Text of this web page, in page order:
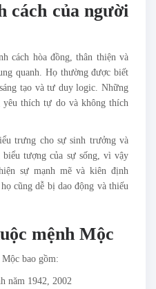
cách của người
cách hòa đồng, thân thiện và
quanh. Họ thường được biết
tạo và tư duy logic. Những
thích tự do và không thích
trưng cho sự sinh trưởng và
tượng của sự sống, vì vậy
sự mạnh mẽ và kiên định
cũng dễ bị dao động và thiếu
mệnh Mộc
bao gồm:
năm 1942, 2002